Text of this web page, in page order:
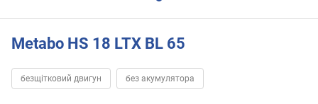
Metabo HS 18 LTX BL 65
безщітковий двигун без акумулятора